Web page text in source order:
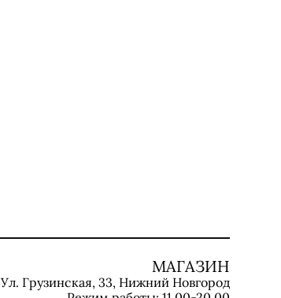
МАГАЗИН
Ул. Грузинская, 33, Нижний Новгород